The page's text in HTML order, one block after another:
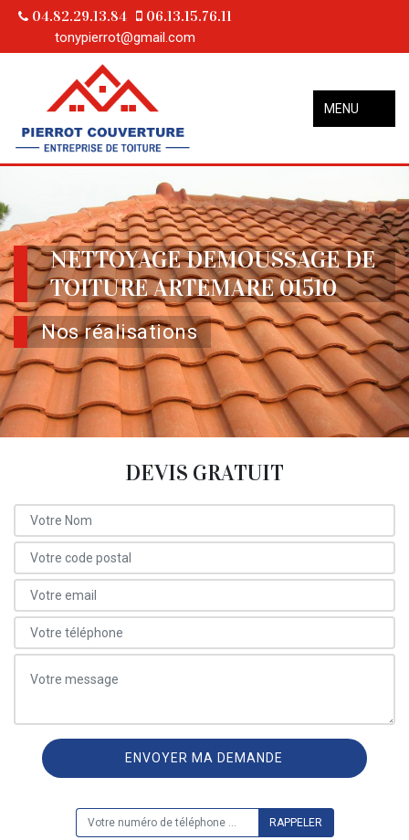
04.82.29.13.84 06.13.15.76.11
tonypierrot@gmail.com
MENU
NETTOYAGE DEMOUSSAGE DE
TOITURE ARTEMARE 01510
Nos réalisations
DEVIS GRATUIT